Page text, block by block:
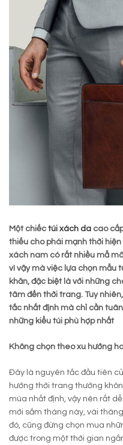
Một chiếc túi xách da cao
thiếu cho phái mạnh thời
xách nam có rất nhiều mẫ
vì vậy mà việc lựa chọn mẫu
khăn, đặc biệt là với những
tâm đến thời trang. Tuy
tắc nhất định mà chỉ cần
những kiểu túi phù hợp nhất
Không chọn theo xu hướng
Đây là nguyên tắc đầu tiên
hướng thời trang thường
mùa nhất định, vậy nên rất
mới sắm tháng này, vài
đó, cũng đừng chọn mua
được trong một thời gian